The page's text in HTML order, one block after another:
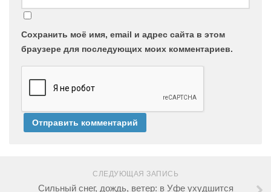
Сохранить моё имя, email и адрес сайта в этом
браузере для последующих моих комментариев.
СЛЕДУЮЩАЯ ЗАПИСЬ
Сильный снег, дождь, ветер: в Уфе ухудшится